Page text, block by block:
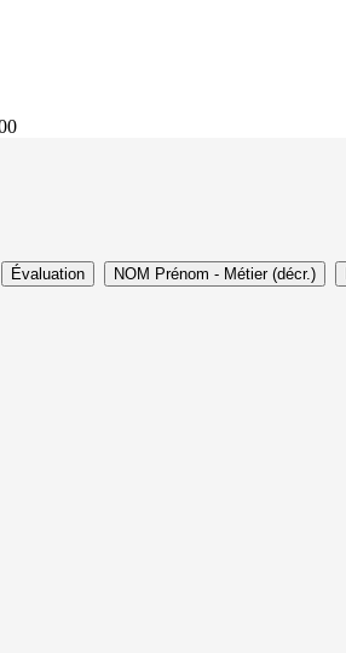
Évaluation NOM Prénom - Métier (décr.)